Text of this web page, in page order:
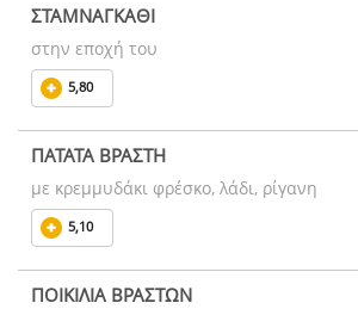
ΣΤΑΜΝΑΓΚΑΘΙ
στην εποχή του
5,80
ΠΑΤΑΤΑ ΒΡΑΣΤΗ
με κρεμμυδάκι φρέσκο, λάδι, ρίγανη
5,10
ΠΟΙΚΙΛΙΑ ΒΡΑΣΤΩΝ